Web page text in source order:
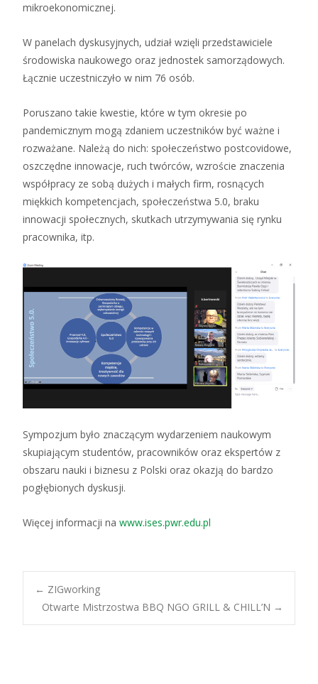
mikroekonomicznej.
W panelach dyskusyjnych, udział wzięli przedstawiciele
środowiska naukowego oraz jednostek samorządowych.
Łącznie uczestniczyło w nim 76 osób.
Poruszano takie kwestie, które w tym okresie po
pandemicznym mogą zdaniem uczestników być ważne i
rozważane. Należą do nich: społeczeństwo postcovidowe,
oszczędne innowacje, ruch twórców, wzroście znaczenia
współpracy ze sobą dużych i małych firm, rosnących
miękkich kompetencjach, społeczeństwa 5.0, braku
innowacji społecznych, skutkach utrzymywania się rynku
pracownika, itp.
Sympozjum było znaczącym wydarzeniem naukowym
skupiającym studentów, pracowników oraz ekspertów z
obszaru nauki i biznesu z Polski oraz okazją do bardzo
pogłębionych dyskusji.
Więcej informacji na www.ises.pwr.edu.pl
Nawigacja
← ZIGworking
Otwarte Mistrzostwa BBQ NGO GRILL & CHILL’N →